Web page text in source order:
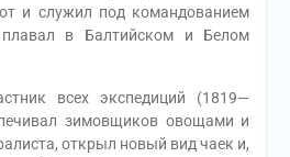
и служил под командованием
в Балтийском и Белом
всех экспедиций (1819—
зимовщиков овощами и
открыл новый вид чаек и,